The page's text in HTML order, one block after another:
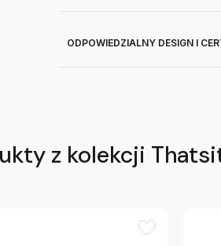
ODPOWIEDZIALNY DESIGN I
z kolekcji